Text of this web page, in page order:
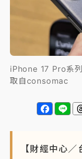
白海豚逼近！北
4800＋拖吊費
iPhone 17 Pro系
取自consomac
【財經中心